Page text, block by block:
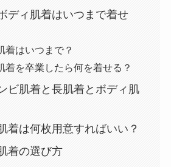
ディ肌着はいつまで着せ
着はいつまで？
着を卒業したら何を着せる？
ビ肌着と長肌着とボディ肌
着は何枚用意すればいい？
着の選び方